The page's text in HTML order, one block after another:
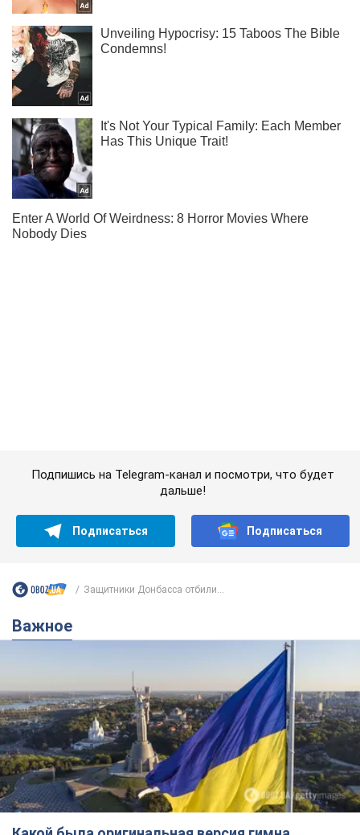
Какой была оригинальная версия гимна
Украины и почему ее боялась Российская
империя: об этом не рассказывают в школе
Государственным символом являются только первый куплет
и припев песни
4 часа назад 14,7 т.
Александру Пономареву – 53: что
известно о трех детях секс-
символа 90-х и как они выглядят